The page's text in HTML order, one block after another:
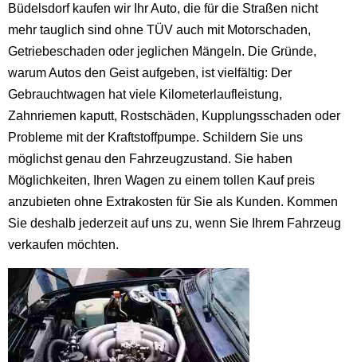
Büdelsdorf kaufen wir Ihr Auto, die für die Straßen nicht
mehr tauglich sind ohne TÜV auch mit Motorschaden,
Getriebeschaden oder jeglichen Mängeln. Die Gründe,
warum Autos den Geist aufgeben, ist vielfältig: Der
Gebrauchtwagen hat viele Kilometerlaufleistung,
Zahnriemen kaputt, Rostschäden, Kupplungsschaden oder
Probleme mit der Kraftstoffpumpe. Schildern Sie uns
möglichst genau den Fahrzeugzustand. Sie haben
Möglichkeiten, Ihren Wagen zu einem tollen Kauf preis
anzubieten ohne Extrakosten für Sie als Kunden. Kommen
Sie deshalb jederzeit auf uns zu, wenn Sie Ihrem Fahrzeug
verkaufen möchten.